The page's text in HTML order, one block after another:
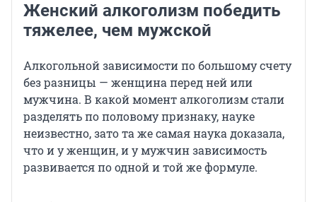
Женский алкоголизм победить
тяжелее, чем мужской
Алкогольной зависимости по большому счету
без разницы — женщина перед ней или
мужчина. В какой момент алкоголизм стали
разделять по половому признаку, науке
неизвестно, зато та же самая наука доказала,
что и у женщин, и у мужчин зависимость
развивается по одной и той же формуле.